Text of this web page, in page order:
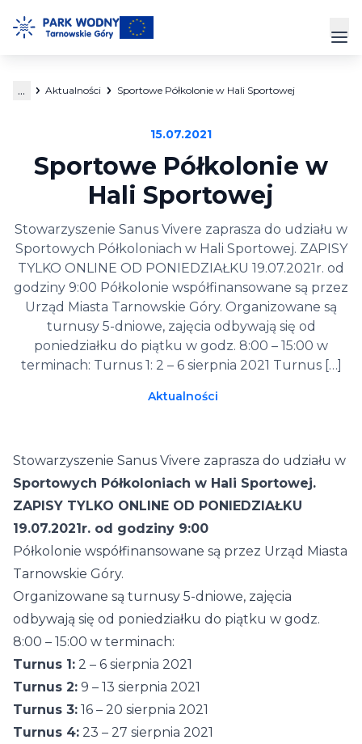
do
Park Wodny
Hala Sportowa
Cennik
Strefa Klienta
Kontakt
... Aktualności Sportowe Półkolonie w Hali Sportowej
15.07.2021
Sportowe Półkolonie w
Hali Sportowej
Stowarzyszenie Sanus Vivere zaprasza do udziału w
Sportowych Półkoloniach w Hali Sportowej. ZAPISY
TYLKO ONLINE OD PONIEDZIAŁKU 19.07.2021r. od
godziny 9:00 Półkolonie współfinansowane są przez
Urząd Miasta Tarnowskie Góry. Organizowane są
turnusy 5-dniowe, zajęcia odbywają się od
poniedziałku do piątku w godz. 8:00 – 15:00 w
terminach: Turnus 1: 2 – 6 sierpnia 2021 Turnus […]
Aktualności
Stowarzyszenie Sanus Vivere zaprasza do udziału w
Sportowych Półkoloniach w Hali Sportowej.
ZAPISY TYLKO ONLINE OD PONIEDZIAŁKU
19.07.2021r. od godziny 9:00
Półkolonie współfinansowane są przez Urząd Miasta
Tarnowskie Góry.
Organizowane są turnusy 5-dniowe, zajęcia
odbywają się od poniedziałku do piątku w godz.
8:00 – 15:00 w terminach:
Turnus 1: 2 – 6 sierpnia 2021
Turnus 2: 9 – 13 sierpnia 2021
Turnus 3: 16 – 20 sierpnia 2021
Turnus 4: 23 – 27 sierpnia 2021